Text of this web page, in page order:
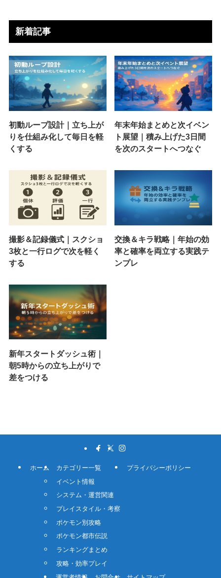
新着記事
初動ループ設計｜立ち上が
りを仕組み化して毎日を軽
くする
年末年始まとめと次イベン
ト展望｜積み上げた3日間
を次のスタートへつなぐ
撮影＆記録儀式｜スクショ
3枚と一行ログで次を軽く
する
交換＆キラ戦略｜年始の効
率と確率を両立する実践テ
ンプレ
新年スタートダッシュ術｜
朝5時からの立ち上がりで
差をつける
ホーム
カテゴリー一覧
イベント情報
システム・運営関連
プレイスタイル・考察
ポケモン別攻略
ポケモン都市伝説
ランキングまとめ
攻略・効率プレイ
プライバシーポリシー